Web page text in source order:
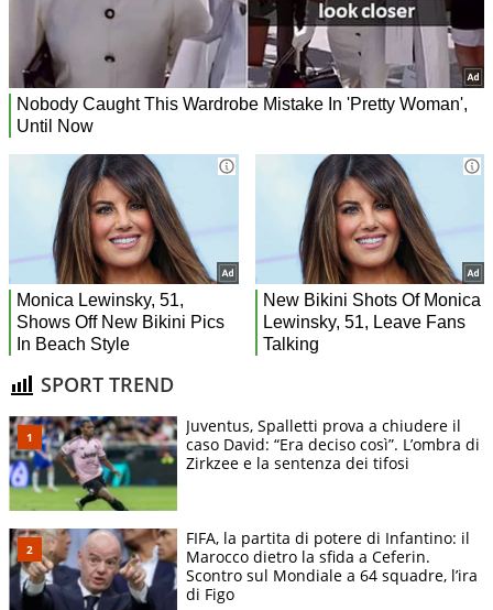
SPORT TREND
Juventus, Spalletti prova a chiudere il
caso David: “Era deciso così”. L’ombra di
Zirkzee e la sentenza dei tifosi
FIFA, la partita di potere di Infantino: il
Marocco dietro la sfida a Ceferin.
Scontro sul Mondiale a 64 squadre, l’ira
di Figo